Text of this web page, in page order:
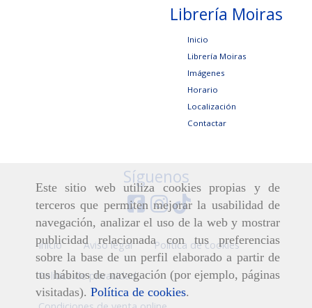
Este sitio web utiliza cookies propias y de
terceros que permiten mejorar la usabilidad de
navegación, analizar el uso de la web y mostrar
publicidad relacionada con tus preferencias
sobre la base de un perfil elaborado a partir de
tus hábitos de navegación (por ejemplo, páginas
visitadas). Política de cookies.
Librería Moiras
Inicio
Librería Moiras
Imágenes
Horario
Localización
Contactar
Síguenos
Inicio Aviso legal Política de cookies
Política de privacidad